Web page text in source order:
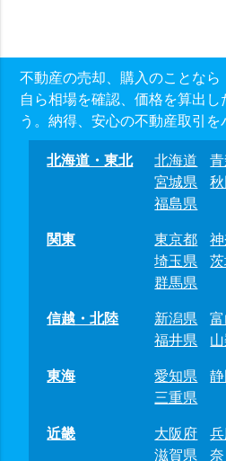
不動産の売却、購入のことなら
自ら相場を確認、価格を算出
う。納得、安心の不動産取引を
北海道・東北 北海道
宮城県
福島県
関東
東京都
埼玉県
群馬県
信越・北陸
新潟県
福井県
東海
愛知県
三重県
近畿
大阪府
滋賀県